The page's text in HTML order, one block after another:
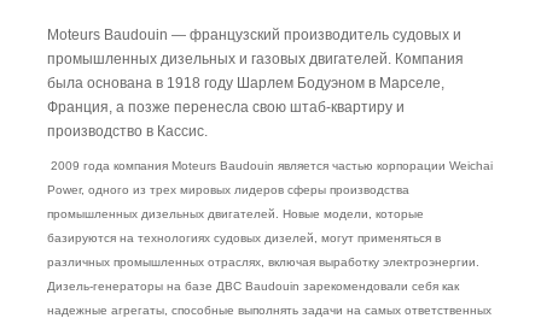
Moteurs Baudouin — французский производитель судовых и
промышленных дизельных и газовых двигателей. Компания
была основана в 1918 году Шарлем Бодуэном в Марселе,
Франция, а позже перенесла свою штаб-квартиру и
производство в Кассис.
2009 года компания Moteurs Baudouin является частью корпорации Weichai
Power, одного из трех мировых лидеров сферы производства
промышленных дизельных двигателей. Новые модели, которые
базируются на технологиях судовых дизелей, могут применяться в
различных промышленных отраслях, включая выработку электроэнергии.
Дизель-генераторы на базе ДВС Baudouin зарекомендовали себя как
надежные агрегаты, способные выполнять задачи на самых ответственных